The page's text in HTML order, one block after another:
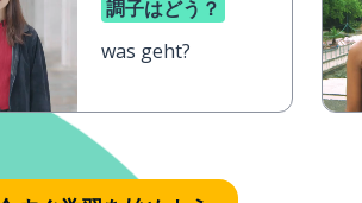
調子はどう？
was geht?